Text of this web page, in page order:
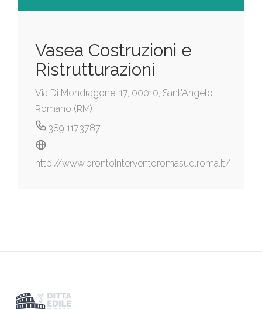
Vasea Costruzioni e
Ristrutturazioni
Via Di Mondragone, 17, 00010, Sant'Angelo
Romano (RM)
389 1173787
http://www.prontointerventoromasud.roma.it/